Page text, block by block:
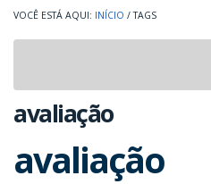
INÍCIO / TAGS
avaliação
avaliação